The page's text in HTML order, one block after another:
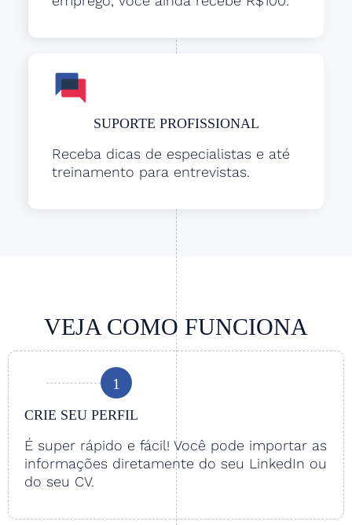
SUPORTE PROFISSIONAL
Receba dicas de especialistas e até
treinamento para entrevistas.
VEJA COMO FUNCIONA
1
CRIE SEU PERFIL
É super rápido e fácil! Você pode importar as
informações diretamente do seu LinkedIn ou
do seu CV.